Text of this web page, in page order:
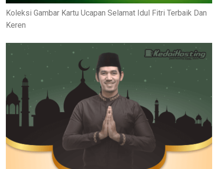
Koleksi Gambar Kartu Ucapan Selamat Idul Fitri Terbaik Dan
Keren